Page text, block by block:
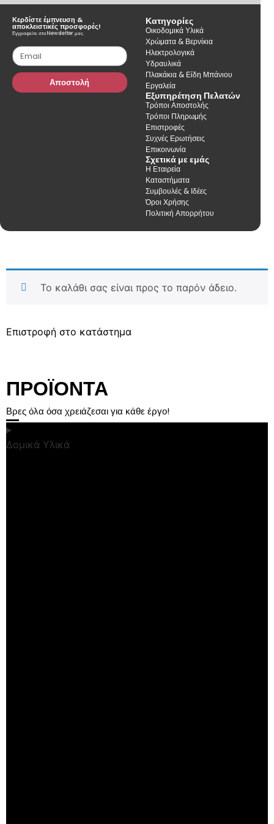
Κερδίστε έμπνευση &
αποκλειστικές προσφορές!
Εγγραφείτε στο Newsletter μας.
Αποστολή
Κατηγορίες
Οικοδομικά Υλικά
Χρώματα & Βερνίκια
Ηλεκτρολογικά
Υδραυλικά
Πλακάκια & Είδη Μπάνιου
Εργαλεία
Εξυπηρέτηση Πελατών
Τρόποι Αποστολής
Τρόποι Πληρωμής
Επιστροφές
Συχνές Ερωτήσεις
Επικοινωνία
Σχετικά με εμάς
Η Εταιρεία
Καταστήματα
Συμβουλές & Ιδέες
Όροι Χρήσης
Πολιτική Απορρήτου
Το καλάθι σας είναι προς το παρόν άδειο.
Επιστροφή στο κατάστημα
ΠΡΟΪΟΝΤΑ
Βρες όλα όσα χρειάζεσαι για κάθε έργο!
Δομικά Υλικά